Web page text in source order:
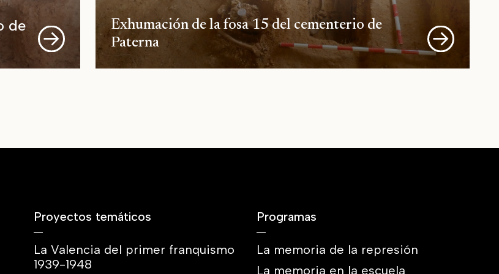
de
Exhumación de la fosa 15 del cementerio de
Paterna
Proyectos temáticos
La Valencia del primer franquismo
1939-1948
Programas
La memoria de la represión
La memoria en la escuela